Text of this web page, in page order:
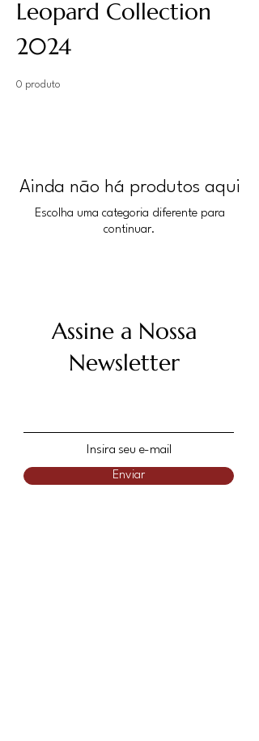
Leopard Collection
2024
0 produto
Ainda não há produtos aqui
Escolha uma categoria diferente para
continuar.
Assine a Nossa
Newsletter
Insira seu e-mail
Enviar